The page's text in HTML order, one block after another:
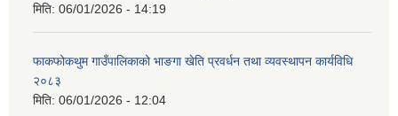
मिति: 06/01/2026 - 14:19
फाकफोकथुम गाउँपालिकाको भाङगा खेति प्रवर्धन तथा व्यवस्थापन कार्यविधि
२०८३
मिति: 06/01/2026 - 12:04